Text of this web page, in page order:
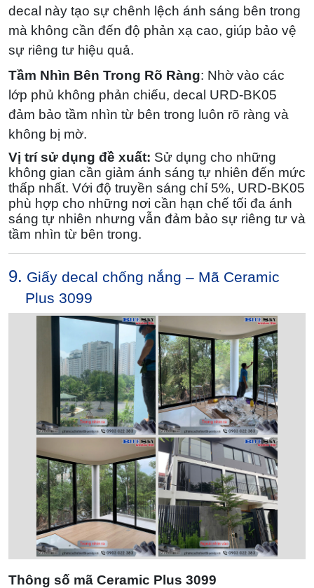
decal này tạo sự chênh lệch ánh sáng bên trong
mà không cần đến độ phản xạ cao, giúp bảo vệ
sự riêng tư hiệu quả.
Tầm Nhìn Bên Trong Rõ Ràng: Nhờ vào các
lớp phủ không phản chiếu, decal URD-BK05
đảm bảo tầm nhìn từ bên trong luôn rõ ràng và
không bị mờ.
Vị trí sử dụng đề xuất: Sử dụng cho những
không gian cần giảm ánh sáng tự nhiên đến mức
thấp nhất. Với độ truyền sáng chỉ 5%, URD-BK05
phù hợp cho những nơi cần hạn chế tối đa ánh
sáng tự nhiên nhưng vẫn đảm bảo sự riêng tư và
tầm nhìn từ bên trong.
9. Giấy decal chống nắng – Mã Ceramic
Plus 3099
Thông số mã Ceramic Plus 3099